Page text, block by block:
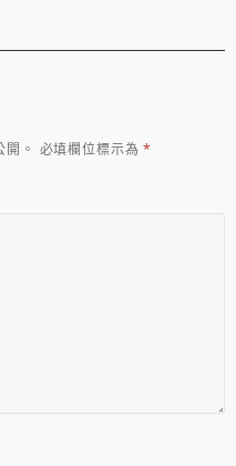
。 必填欄位標示為*